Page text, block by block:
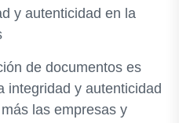
y autenticidad en la
de documentos es
integridad y autenticidad
las empresas y